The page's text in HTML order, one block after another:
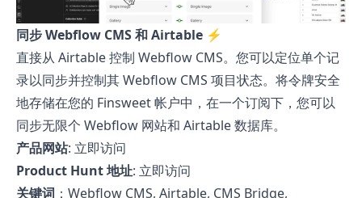
同步 Webflow CMS 和 Airtable ⚡
直接从 Airtable 控制 Webflow CMS。您可以定位单个记
录以同步并控制其 Webflow CMS 项目状态。将令牌安全
地存储在您的 Finsweet 帐户中，在一个订阅下，您可以
同步无限个 Webflow 网站和 Airtable 数据库。
产品网站: 立即访问
Product Hunt 地址: 立即访问
关键词 ：Webflow CMS, Airtable, CMS Bridge,